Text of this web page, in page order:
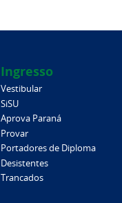
Ingresso
Vestibular
SiSU
Aprova Paraná
Provar
Portadores de Diploma
Desistentes
Trancados